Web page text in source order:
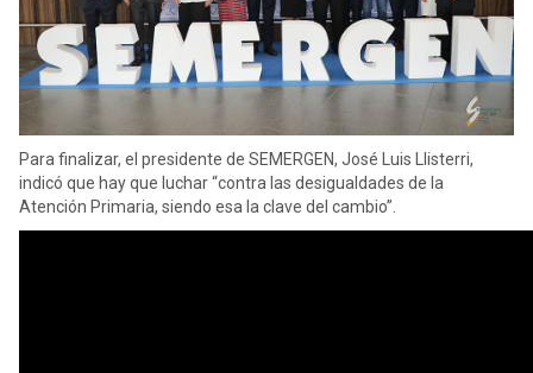
Para finalizar, el presidente de SEMERGEN, José Luis Llisterri,
indicó que hay que luchar “contra las desigualdades de la
Atención Primaria, siendo esa la clave del cambio”.